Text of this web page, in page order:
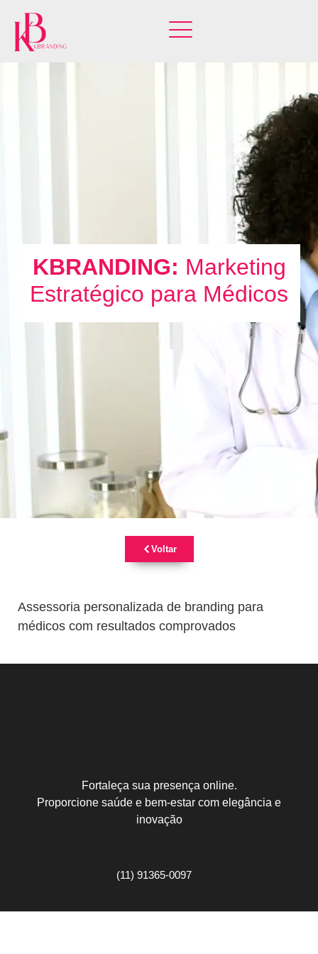
KBRANDING: Marketing
Estratégico para Médicos
Voltar
Assessoria personalizada de branding para
médicos com resultados comprovados
Fortaleça sua presença online.
Proporcione saúde e bem-estar com elegância e
inovação
(11) 91365-0097